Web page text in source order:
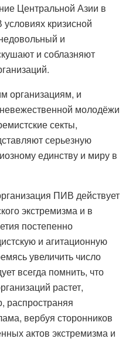
Центральной Азии в
кризисной
и
и соблазняют
организациям, и
молодёжи
секты,
серьезную
единству и миру в
ПИВ действует
экстремизма и в
постепенно
и агитационную
увеличить число
всегда помнить, что
растет,
распространяя
вербуя сторонников
актов экстремизма и